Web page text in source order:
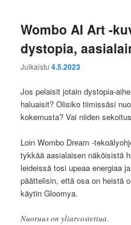
Wombo AI Art -
dystopia,
Julkaistu4.5.2023
Jos pelaisit jotain dystopia-
haluaisit? Olisiko tiimissäsi
kokemusta? Vai niiden
Loin Wombo Dream -
tykkää aasialaisen näköisistä
leideissä tosi upeaa energiaa
päättelisin, että osa on heistä
käytin Gloomya.
Nuoruus on yliarvostettua.